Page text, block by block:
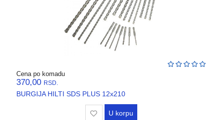
Cena po komadu
370,00 RSD.
BURGIJA HILTI SDS PLUS 12x210
U korpu